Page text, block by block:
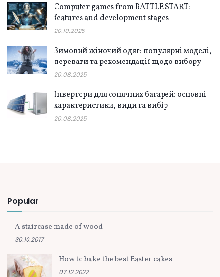
Computer games from BATTLE START:
features and development stages
20.10.2025
Зимовий жіночий одяг: популярні моделі,
переваги та рекомендації щодо вибору
20.08.2025
Інвертори для сонячних батарей: основні
характеристики, види та вибір
20.08.2025
Popular
A staircase made of wood
30.10.2017
How to bake the best Easter cakes
07.12.2022